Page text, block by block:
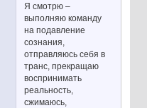
Я смотрю –
выполняю команду
на подавление
сознания,
отправляюсь себя в
транс, прекращаю
воспринимать
реальность,
сжимаюсь,